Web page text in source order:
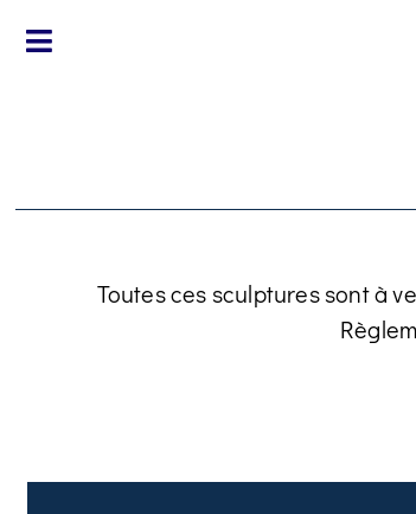
Toutes ces sculptures sont à